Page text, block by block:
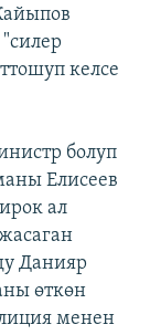
келсе
болуп
Елисеев
ал
Данияр
өткөн
менен